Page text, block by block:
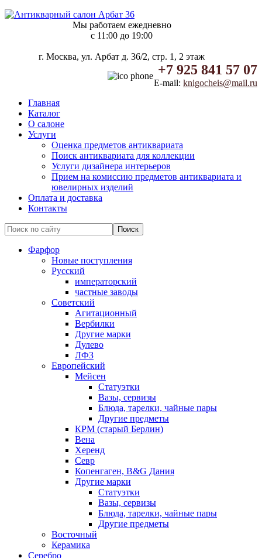
Мы работаем ежедневно
c 11:00 до 19:00
г. Москва, ул. Арбат д. 36/2, стр. 1, 2 этаж
+7 925 841 57 07
E-mail: knigocheis@mail.ru
Главная
Каталог
О салоне
Услуги
Оценка предметов антиквариата
Поиск антиквариата для коллекции
Услуги дизайнера интерьеров
Прием на комиссию предметов антиквариата и
ювелирных изделий
Оплата и доставка
Контакты
Фарфор
Новые поступления
Русский
императорский
частные заводы
Советский
Агитационный
Вербилки
Другие марки
Дулево
ЛФЗ
Европейский
Мейсен
Статуэтки
Вазы, сервизы
Блюда, тарелки, чайные пары
Другие предметы
КРМ (старый Берлин)
Вена
Херенд
Севр
Копенгаген, B&G Дания
Другие марки
Статуэтки
Вазы, сервизы
Блюда, тарелки, чайные пары
Другие предметы
Восточный
Керамика
Серебро